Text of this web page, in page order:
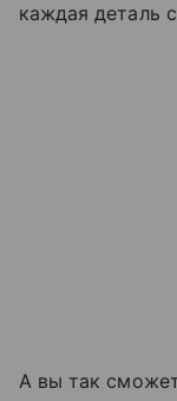
каждая деталь
А вы так